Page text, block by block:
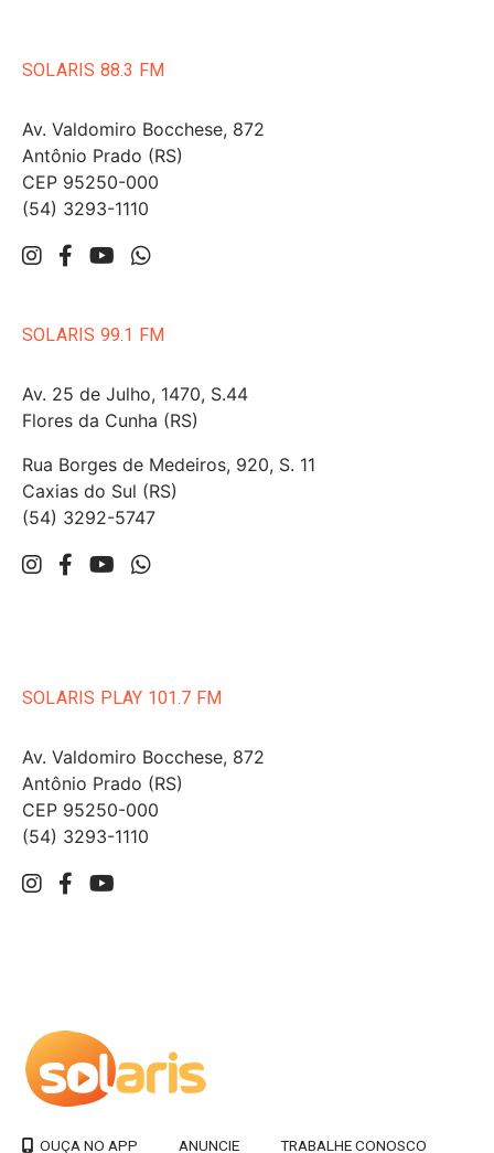
SOLARIS 88.3 FM
Av. Valdomiro Bocchese, 872
Antônio Prado (RS)
CEP 95250-000
(54) 3293-1110
SOLARIS 99.1 FM
Av. 25 de Julho, 1470, S.44
Flores da Cunha (RS)
Rua Borges de Medeiros, 920, S. 11
Caxias do Sul (RS)
(54) 3292-5747
SOLARIS PLAY 101.7 FM
Av. Valdomiro Bocchese, 872
Antônio Prado (RS)
CEP 95250-000
(54) 3293-1110
OUÇA NO APP ANUNCIE TRABALHE CONOSCO